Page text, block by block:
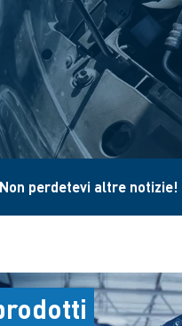
Non perdetevi altre notizie!